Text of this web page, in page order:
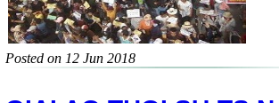
Posted on 12 Jun 2018